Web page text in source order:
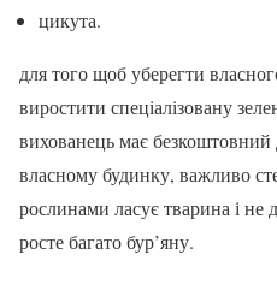
цикута.
для того щоб уберегти
виростити спеціалізовану
вихованець має
власному будинку, важливо
рослинами ласує тварина і не
росте багато бур’яну.